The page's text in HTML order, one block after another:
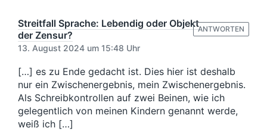
g
s
d
t
u
m
B
e
i
r
a
g
:
r
B
e
t
r
a
g
:
Streitfall Sprache: Lebendig oder Objekt
der Zensur?
13. August 2024 um 15:48 Uhr
[…] es zu Ende gedacht ist. Dies hier ist deshalb
nur ein Zwischenergebnis, mein Zwischenergebnis.
Als Schreibkontrollen auf zwei Beinen, wie ich
gelegentlich von meinen Kindern genannt werde,
weiß ich […]
ANTWORTEN